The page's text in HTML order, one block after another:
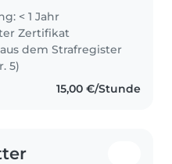
encore d’expérience
j’aime beaucoup
et je suis motivé,..
< 1 Jahr
Zertifikat
dem Strafregister
5)
15,00 €/Stunde